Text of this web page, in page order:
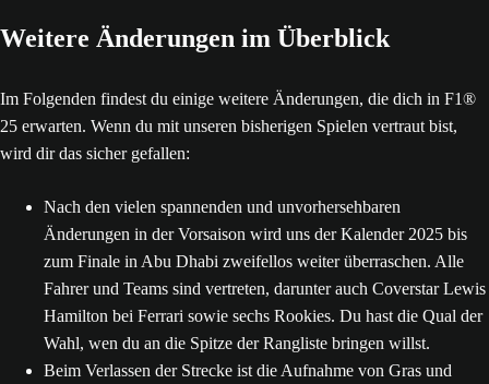
Weitere Änderungen im Überblick
Im Folgenden findest du einige weitere Änderungen, die dich in F1®
wird dir das sicher gefallen:
Nach den vielen spannenden und unvorhersehbaren
Änderungen in der Vorsaison wird uns der Kalender 2025 bis
zum Finale in Abu Dhabi zweifellos weiter überraschen. Alle
Fahrer und Teams sind vertreten, darunter auch Coverstar Lewis
Hamilton bei Ferrari sowie sechs Rookies. Du hast die Qual der